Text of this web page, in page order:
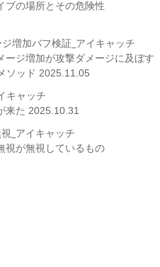
ブの場所とその危険性
ージ増加が攻撃ダメージに及ぼす
ソッド 2025.11.05
来た 2025.10.31
視が無視しているもの